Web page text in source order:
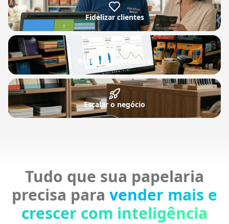
Fidelizar clientes
Relatórios gerenciais
Escalar o negócio
Tudo que sua papelaria
precisa para vender mais e
crescer com inteligência